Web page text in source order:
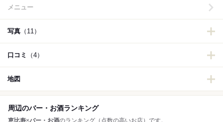
メニュー
写真 （11）
口コミ （4）
地図
周辺のバー・お酒ランキング